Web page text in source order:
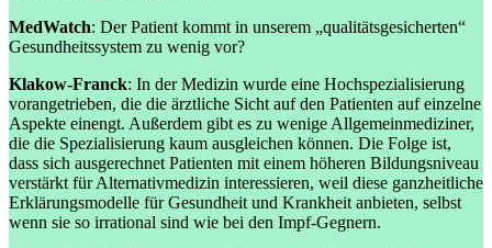
MedWatch: Der Patient kommt in unserem „qualitätsgesicherten“
Gesundheitssystem zu wenig vor?
Klakow-Franck: In der Medizin wurde eine Hochspezialisierung
vorangetrieben, die die ärztliche Sicht auf den Patienten auf einzelne
Aspekte einengt. Außerdem gibt es zu wenige Allgemeinmediziner,
die die Spezialisierung kaum ausgleichen können. Die Folge ist,
dass sich ausgerechnet Patienten mit einem höheren Bildungsniveau
verstärkt für Alternativmedizin interessieren, weil diese ganzheitliche
Erklärungsmodelle für Gesundheit und Krankheit anbieten, selbst
wenn sie so irrational sind wie bei den Impf-Gegnern.